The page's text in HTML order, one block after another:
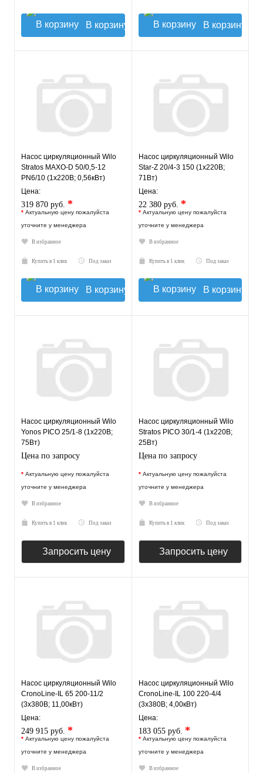
В корзину В корзину
Насос циркуляционный Wilo
Stratos MAXO-D 50/0,5-12
PN6/10 (1х220В; 0,56кВт)
Цена:
319 870 руб. *
* Актуальную цену пожалуйста
уточните у менеджера
В избранное
Купить в 1 клик Под заказ
В корзину
Насос циркуляционный Wilo
Star-Z 20/4-3 150 (1х220В;
71Вт)
Цена:
22 380 руб. *
* Актуальную цену пожалуйста
уточните у менеджера
В избранное
Купить в 1 клик Под заказ
В корзину
Насос циркуляционный Wilo
Yonos PICO 25/1-8 (1х220В;
75Вт)
Цена по запросу
* Актуальную цену пожалуйста
уточните у менеджера
В избранное
Купить в 1 клик Под заказ
Запросить цену
Насос циркуляционный Wilo
Stratos PICO 30/1-4 (1х220В;
25Вт)
Цена по запросу
* Актуальную цену пожалуйста
уточните у менеджера
В избранное
Купить в 1 клик Под заказ
Запросить цену
Насос циркуляционный Wilo
CronoLine-IL 65 200-11/2
(3х380В; 11,00кВт)
Цена:
249 915 руб. *
* Актуальную цену пожалуйста
уточните у менеджера
В избранное
Насос циркуляционный Wilo
CronoLine-IL 100 220-4/4
(3х380В; 4,00кВт)
Цена:
183 055 руб. *
* Актуальную цену пожалуйста
уточните у менеджера
В избранное